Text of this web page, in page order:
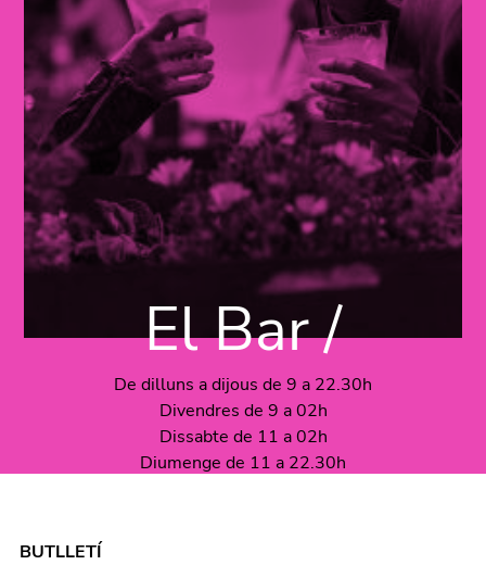
El Bar /
De dilluns a dijous de 9 a 22.30h
Divendres de 9 a 02h
Dissabte de 11 a 02h
Diumenge de 11 a 22.30h
BUTLLETÍ